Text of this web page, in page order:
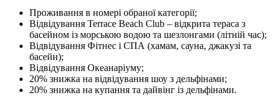
Проживання в номері обраної категорії;
Відвідування Terrace Beach Club – відкрита тераса з
басейном із морською водою та шезлонгами (літній час);
Відвідування Фітнес і СПА (хамам, сауна, джакузі та
басейн);
Відвідування Океанаріуму;
20% знижка на відвідування шоу з дельфінами;
20% знижка на купання та дайвінг із дельфінами.